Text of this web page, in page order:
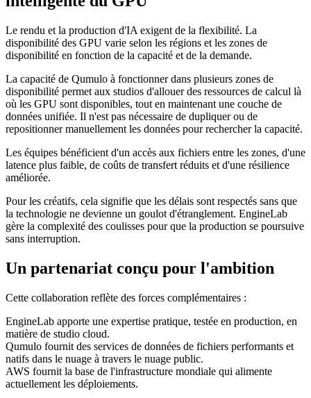
Le rendu et la production d'IA exigent de la flexibilité. La
disponibilité des GPU varie selon les régions et les zones de
disponibilité en fonction de la capacité et de la demande.
La capacité de Qumulo à fonctionner dans plusieurs zones de
disponibilité permet aux studios d'allouer des ressources de calcul là
où les GPU sont disponibles, tout en maintenant une couche de
données unifiée. Il n'est pas nécessaire de dupliquer ou de
repositionner manuellement les données pour rechercher la capacité.
Les équipes bénéficient d'un accès aux fichiers entre les zones, d'une
latence plus faible, de coûts de transfert réduits et d'une résilience
améliorée.
Pour les créatifs, cela signifie que les délais sont respectés sans que
la technologie ne devienne un goulot d'étranglement. EngineLab
gère la complexité des coulisses pour que la production se poursuive
sans interruption.
Un partenariat conçu pour l'ambition
Cette collaboration reflète des forces complémentaires :
EngineLab apporte une expertise pratique, testée en production, en
matière de studio cloud.
Qumulo fournit des services de données de fichiers performants et
natifs dans le nuage à travers le nuage public.
AWS fournit la base de l'infrastructure mondiale qui alimente
actuellement les déploiements.